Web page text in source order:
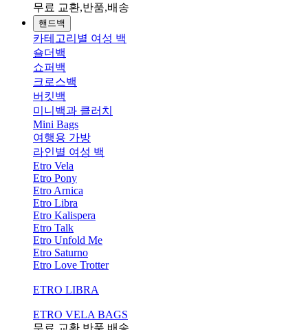
무료 교환,반품,배송
핸드백
카테고리별 여성 백
숄더백
쇼퍼백
크로스백
버킷백
미니백과 클러치
Mini Bags
여행용 가방
라인별 여성 백
Etro Vela
Etro Pony
Etro Arnica
Etro Libra
Etro Kalispera
Etro Talk
Etro Unfold Me
Etro Saturno
Etro Love Trotter
ETRO LIBRA
ETRO VELA BAGS
무료 교환,반품,배송